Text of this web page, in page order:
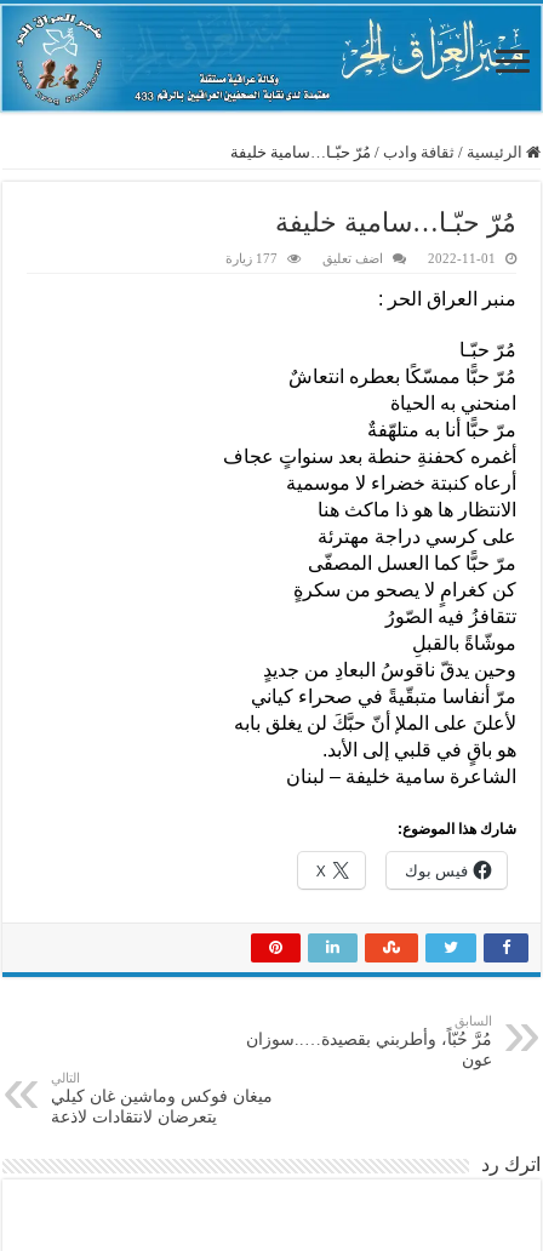
الرئيسية / ثقافة وادب / مُرّ حبّـا…سامية خليفة
مُرّ حبّـا…سامية خليفة
2022-11-01 اضف تعليق 177 زيارة
منبر العراق الحر :
مُرّ حبّـا
مُرّ حبًّا ممسّكًا بعطره انتعاشٌ
امنحني به الحياة
مرّ حبًّا أنا به متلهّفةٌ
أغمره كحفنةِ حنطة بعد سنواتٍ عجاف
أرعاه كنبتة خضراء لا موسمية
الانتظار ها هو ذا ماكث هنا
على كرسي دراجة مهترئة
مرّ حبًّا كما العسل المصفّى
كن كغرامٍ لا يصحو من سكرةٍ
تتقافزُ فيه الصّورُ
موشّاةً بالقبلِ
وحين يدقّ ناقوسُ البعادِ من جديدٍ
مرّ أنفاسا متبقّيةً في صحراء كياني
لأعلنَ على الملإ أنّ حبَّكَ لن يغلق بابه
هو باقٍ في قلبي إلى الأبد.
الشاعرة سامية خليفة – لبنان
شارك هذا الموضوع:
فيس بوك X
السابق
مُرَّ حُبّاً، وأطربني بقصيدة…..سوزان
عون
التالي
ميغان فوكس وماشين غان كيلي
يتعرضان لانتقادات لاذعة
اترك رد